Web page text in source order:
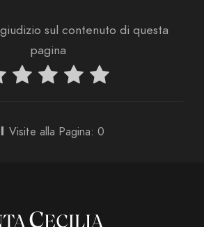
sul contenuto di questa
pagina
Visite alla Pagina: 0